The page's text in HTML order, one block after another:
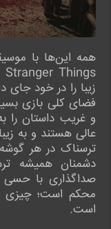
زیبا را در خود
فضای کلی بازی
و غریب داستان را
عالی هستند و به
ترسناک در هر
دشمنان همیشه
صداگذاری با
محکم است؛ چیزی
است.